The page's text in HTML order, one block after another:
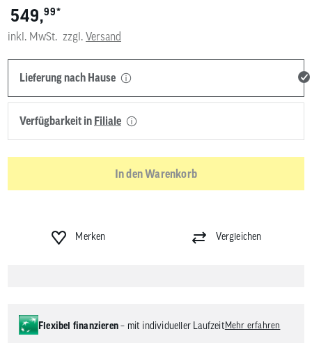
549,99*
inkl. MwSt. zzgl. Versand
Lieferung nach Hause
Verfügbarkeit in Filiale
In den Warenkorb
Merken Vergleichen
Flexibel finanzieren– mit individueller Laufzeit Mehr erfahren